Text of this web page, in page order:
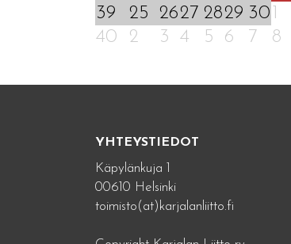
39
25 2627 2829 30
40
2 3 4 5 6 7 8
YHTEYSTIEDOT
Käpylänkuja 1
00610 Helsinki
toimisto(at)karjalanliitto.fi